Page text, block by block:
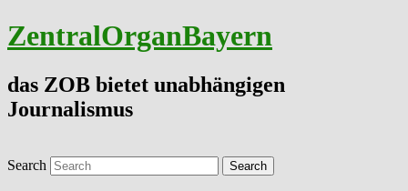
ZentralOrganBayern
das ZOB bietet unabhängigen
Journalismus
Search